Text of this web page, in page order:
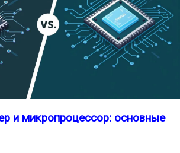
и микропроцессор: основные